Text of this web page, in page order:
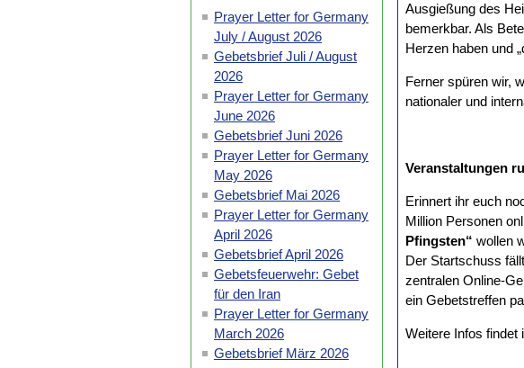
Prayer Letter for Germany
July / August 2026
Gebetsbrief Juli / August
2026
Prayer Letter for Germany
June 2026
Gebetsbrief Juni 2026
Prayer Letter for Germany
May 2026
Gebetsbrief Mai 2026
Prayer Letter for Germany
April 2026
Gebetsbrief April 2026
Gebetsfeuerwehr: Gebet
für den Iran
Prayer Letter for Germany
March 2026
Gebetsbrief März 2026
Ausgießung des
bemerkbar. Als
Herzen haben und
Ferner spüren wir,
nationaler und
Veranstaltungen
Erinnert ihr euch
Million Personen
Pfingsten“ wollen
Der Startschuss
zentralen Online-
ein Gebetstreffen
Weitere Infos findet